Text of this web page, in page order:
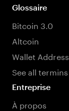
Glossaire
Bitcoin 3.0
Altcoin
Wallet Address
See all termins
Entreprise
À propos